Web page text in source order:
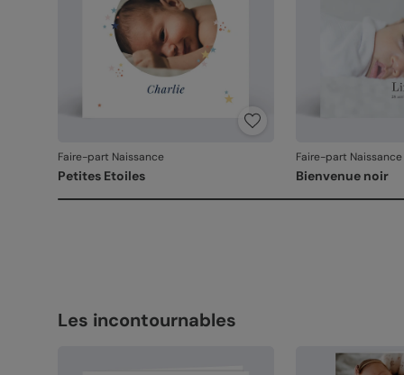
Faire-part Naissance
Petites Etoiles
Faire-part Naissance
Bienvenue noir
Les incontournables